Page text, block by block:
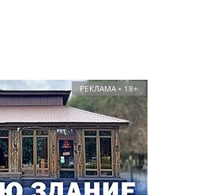
РЕКЛАМА • 18+